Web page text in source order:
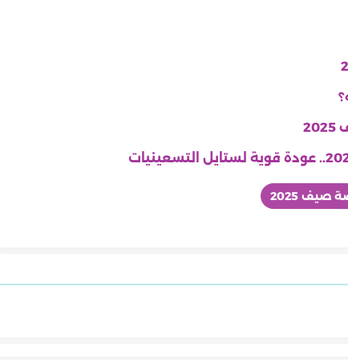
صيف 2025
ملابس الصيف بهذه
ألوان الصنادل التي لا غنى عنها في